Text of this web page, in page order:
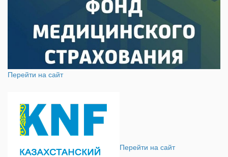
Перейти на сайт
Перейти на сайт